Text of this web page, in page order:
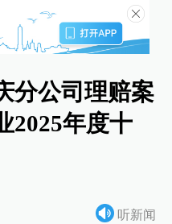
分公司理赔案
2025年度十
听新闻